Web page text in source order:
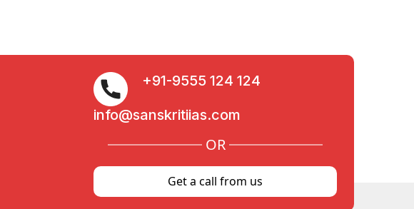
+91-9555 124 124
info@sanskritiias.com
OR
Get a call from us